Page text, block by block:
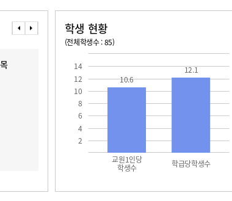
2026. 08. 14 금 ~ 2026. 08. 20 목
08. 14 금 - 여름방학
08. 15 토 - 광복절
08. 17 월 - 여름방학
08. 17 월 - 대체공휴일
08. 18 화 - 여름방학
학생 현황
(전체학생수 : 85)
2
4
6
8
10
12
14
교원1인당
학생수 학급당학생수
10.6
12.1